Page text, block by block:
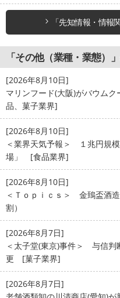
「先知情報・情報
「その他（業種・業態）
[2026年8月10日]
マリンフード(大阪)がバウム
品、菓子業界]
[2026年8月10日]
＜業界天気予報＞ １兆円規
場」 [食品業界]
[2026年8月10日]
＜Ｔｏｐｉｃｓ＞ 金鵄盃酒
割）
[2026年8月7日]
＜太子堂(東京)事件＞ 与信判
更 [菓子業界]
[2026年8月7日]